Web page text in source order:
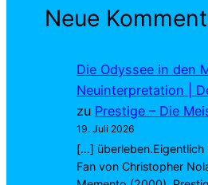
Neue
Die Odyssee in den
Neuinterpretation |
zu Prestige – Die
19. Juli 2026
[…] überleben.Eigentlich
Fan von Christopher